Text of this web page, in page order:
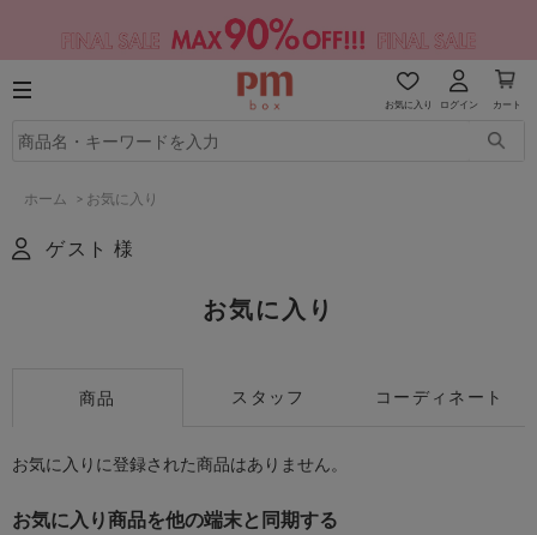
お気に入り ログイン カート
ホーム > お気に入り
ゲスト 様
お気に入り
商品 スタッフ コーディネート
お気に入りに登録された商品はありません。
お気に入り商品を他の端末と同期する